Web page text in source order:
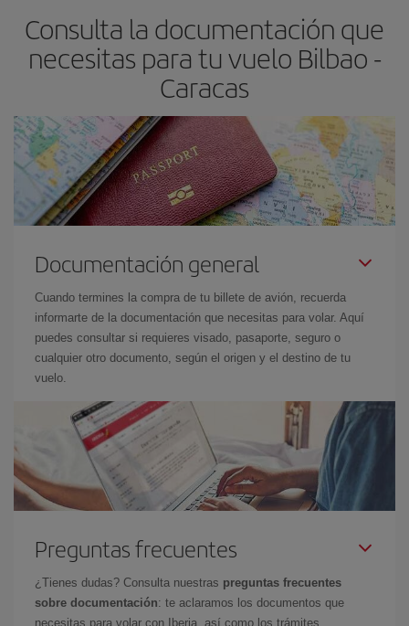
Consulta la documentación que
necesitas para tu vuelo Bilbao -
Caracas
Documentación general
Cuando termines la compra de tu billete de avión, recuerda
informarte de la documentación que necesitas para volar. Aquí
puedes consultar si requieres visado, pasaporte, seguro o
cualquier otro documento, según el origen y el destino de tu
vuelo.
Preguntas frecuentes
¿Tienes dudas? Consulta nuestras preguntas frecuentes
sobre documentación: te aclaramos los documentos que
necesitas para volar con Iberia, así como los trámites